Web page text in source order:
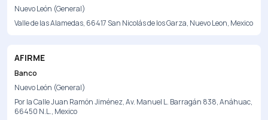
Nuevo León (General)
Valle de las Alamedas, 66417 San Nicolás de los Garza, Nuevo Leon, Mexico
AFIRME
Banco
Nuevo León (General)
Por la Calle Juan Ramón Jiménez, Av. Manuel L. Barragán 838, Anáhuac,
66450 N.L., Mexico